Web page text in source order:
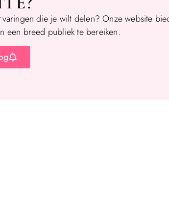
die je wilt delen? Onze website
een breed publiek te bereiken.